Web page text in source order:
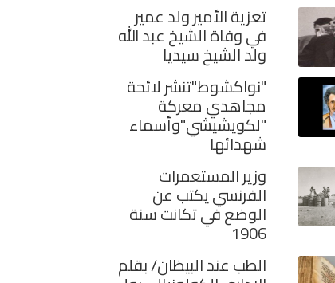
تعزية الأمير ولد عمير
في وفاة الشيخ عبد الله
ولد الشيخ سيديا
"نواكشوط"تنشر لائحة
مجاهدي معركة
"لكويشيشي"وأسماء
شهدائها
وزير المستعمرات
الفرنسي يكتب عن
الوضع في تكانت سنة
1906
الطب عند البيظان/ بقلم